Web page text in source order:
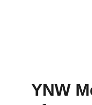
YNW